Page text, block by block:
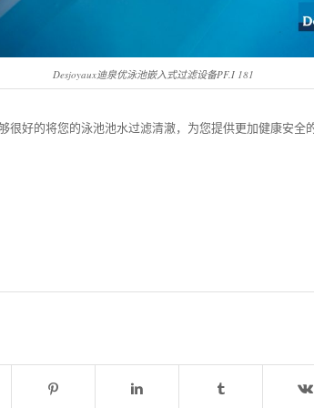
Desjoyaux迪泉优泳池嵌入式过滤设备PF.I 181
很好的将您的泳池池水过滤清澈，为您提供更加健康安全